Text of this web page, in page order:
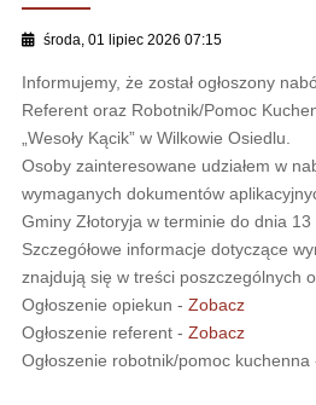
środa, 01 lipiec 2026 07:15
Informujemy, że został ogłoszony
Referent oraz Robotnik/Pomoc
„Wesoły Kącik” w Wilkowie Osiedlu.
Osoby zainteresowane udziałem w
wymaganych dokumentów
Gminy Złotoryja w terminie do dnia
Szczegółowe informacje dotyczące
znajdują się w treści poszczególnych
Ogłoszenie opiekun - Zobacz
Ogłoszenie referent - Zobacz
Ogłoszenie robotnik/pomoc kuchenna